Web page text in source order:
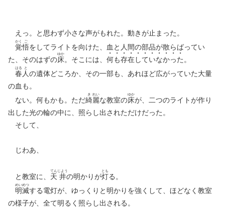
えっ。と思わず小さな声がもれた。動きが止まった。
覚
かく
悟
ご
をしてライトを向けた、血と人間の部品が散らばってい
た、そのはずの床
ゆか
。そこには、 何も存在していなかった 。
春
はる
人
と
の遺体どころか、その一部も、あれほど広がっていた大量
の血も。
ない。何もかも。ただ綺
き
麗
れい
な教室の床
ゆか
が、二つのライトが作り
出した光の輪の中に、照らし出されただけだった。
そして、
じわあ、
と教室に、 天
てん
井
じよう
の明かりが灯
とも
る。
明
めい
滅
めつ
する電灯が、ゆっくりと明かりを強くして、ほどなく教室
の様子が、全て明るく照らし出される。